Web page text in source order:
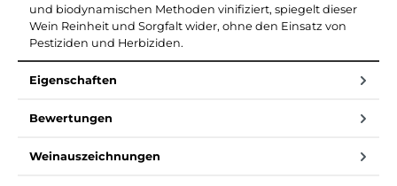
und biodynamischen Methoden vinifiziert, spiegelt dieser
Wein Reinheit und Sorgfalt wider, ohne den Einsatz von
Pestiziden und Herbiziden.
Eigenschaften
Bewertungen
Weinauszeichnungen